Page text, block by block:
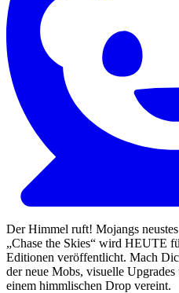
Der Himmel ruft! Mojangs
„Chase the Skies“ wird HEUTE
Editionen veröffentlicht. Mach
der neue Mobs, visuelle
einem himmlischen Drop vereint.